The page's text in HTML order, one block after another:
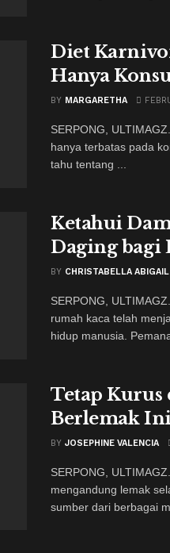
Diet
Hanya
BY MARGARETHA
SERPONG,
hanya terbatas pada
tahu tentang ...
Ketahui
Daging
BY CHRISTABELLA
SERPONG,
rumah kaca telah
hidup manusia.
Tetap Kurus
Berlemak
BY JOSEPHINE VALENCIA
SERPONG,
mengandung lemak
sumber dari berbagai